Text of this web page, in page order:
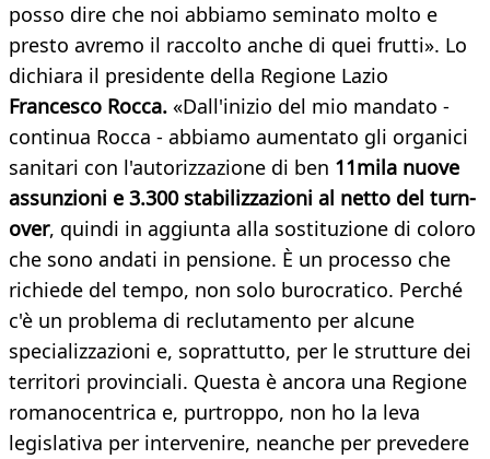
posso dire che noi abbiamo seminato molto e
presto avremo il raccolto anche di quei frutti». Lo
dichiara il presidente della Regione Lazio
Francesco Rocca. «Dall'inizio del mio mandato -
continua Rocca - abbiamo aumentato gli organici
sanitari con l'autorizzazione di ben 11mila nuove
assunzioni e 3.300 stabilizzazioni al netto del turn-
over, quindi in aggiunta alla sostituzione di coloro
che sono andati in pensione. È un processo che
richiede del tempo, non solo burocratico. Perché
c'è un problema di reclutamento per alcune
specializzazioni e, soprattutto, per le strutture dei
territori provinciali. Questa è ancora una Regione
romanocentrica e, purtroppo, non ho la leva
legislativa per intervenire, neanche per prevedere